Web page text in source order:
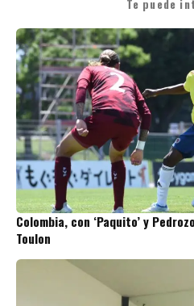
Te puede
Colombia, con ‘Paquito’ y
Toulon